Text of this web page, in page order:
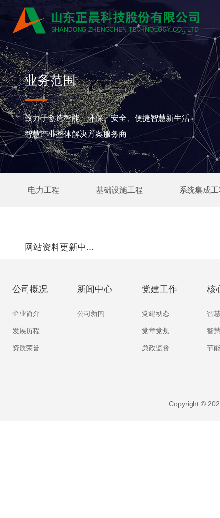
业务范围
致力于创造智能、环保、安全、便捷智慧新生活
智慧产业整体解决方案服务商
电力工程 基础设施工程 系统集成
网站资料更新中...
公司概况
企业简介
发展历程
资质荣誉
新闻中心
公司新闻
党建工作
党建动态
党章党规
廉政监督
核
智
智
节
Copyright ©